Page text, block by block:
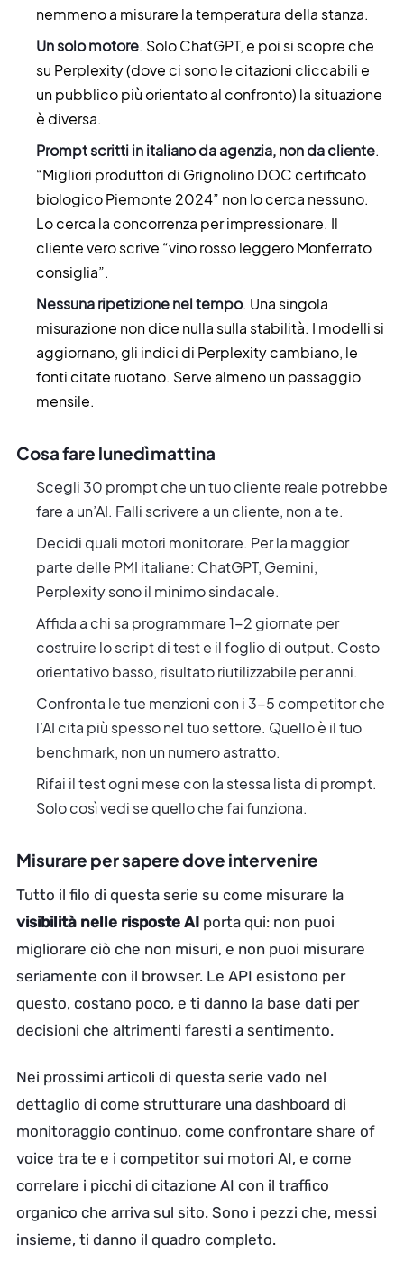
nemmeno a misurare la temperatura della stanza.
Un solo motore. Solo ChatGPT, e poi si scopre che
su Perplexity (dove ci sono le citazioni cliccabili e
un pubblico più orientato al confronto) la situazione
è diversa.
Prompt scritti in italiano da agenzia, non da cliente.
“Migliori produttori di Grignolino DOC certificato
biologico Piemonte 2024” non lo cerca nessuno.
Lo cerca la concorrenza per impressionare. Il
cliente vero scrive “vino rosso leggero Monferrato
consiglia”.
Nessuna ripetizione nel tempo. Una singola
misurazione non dice nulla sulla stabilità. I modelli si
aggiornano, gli indici di Perplexity cambiano, le
fonti citate ruotano. Serve almeno un passaggio
mensile.
Cosa fare lunedì mattina
Scegli 30 prompt che un tuo cliente reale potrebbe
fare a un’AI. Falli scrivere a un cliente, non a te.
Decidi quali motori monitorare. Per la maggior
parte delle PMI italiane: ChatGPT, Gemini,
Perplexity sono il minimo sindacale.
Affida a chi sa programmare 1-2 giornate per
costruire lo script di test e il foglio di output. Costo
orientativo basso, risultato riutilizzabile per anni.
Confronta le tue menzioni con i 3-5 competitor che
l’AI cita più spesso nel tuo settore. Quello è il tuo
benchmark, non un numero astratto.
Rifai il test ogni mese con la stessa lista di prompt.
Solo così vedi se quello che fai funziona.
Misurare per sapere dove intervenire
Tutto il filo di questa serie su come misurare la
visibilità nelle risposte AI porta qui: non puoi
migliorare ciò che non misuri, e non puoi misurare
seriamente con il browser. Le API esistono per
questo, costano poco, e ti danno la base dati per
decisioni che altrimenti faresti a sentimento.
Nei prossimi articoli di questa serie vado nel
dettaglio di come strutturare una dashboard di
monitoraggio continuo, come confrontare share of
voice tra te e i competitor sui motori AI, e come
correlare i picchi di citazione AI con il traffico
organico che arriva sul sito. Sono i pezzi che, messi
insieme, ti danno il quadro completo.